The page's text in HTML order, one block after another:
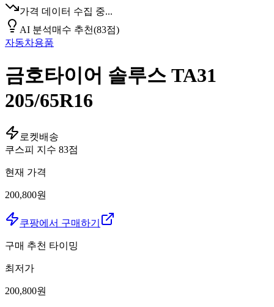
가격 데이터 수집 중...
AI 분석매수 추천(83점)
자동차용품
금호타이어 솔루스 TA31
205/65R16
로켓배송
쿠스피 지수 83점
현재 가격
200,800원
쿠팡에서 구매하기
구매 추천 타이밍
최저가
200,800원